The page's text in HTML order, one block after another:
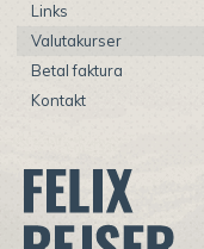
Links
Valutakurser
Betal faktura
Kontakt